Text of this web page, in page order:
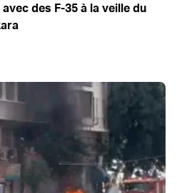
des F-35 à la veille du